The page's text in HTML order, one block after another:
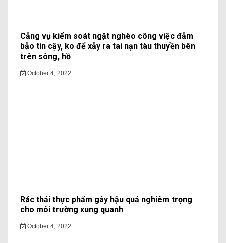
Cảng vụ kiểm soát ngặt nghèo công việc đảm
bảo tin cậy, ko để xảy ra tai nạn tàu thuyền bên
trên sông, hồ
October 4, 2022
Rác thải thực phẩm gây hậu quả nghiêm trọng
cho môi trường xung quanh
October 4, 2022